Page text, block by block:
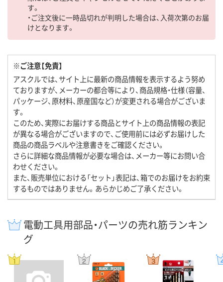
す。
・ご注文後に一時品切れが判明した場合は、入荷次第のお届
けとなります。
※ご注意【免責】
アスクルでは、サイト上に最新の商品情報を表示するよう努め
ておりますが、メーカーの都合等により、商品規格・仕様（容量、
パッケージ、原材料、原産国など）が変更される場合がございま
す。
このため、実際にお届けする商品とサイト上の商品情報の表記
が異なる場合がございますので、ご使用前には必ずお届けした
商品の商品ラベルや注意書きをご確認ください。
さらに詳細な商品情報が必要な場合は、メーカー等にお問い合
わせください。
また、販売単位における「セット」表記は、箱でのお届けをお約束
するものではありません。あらかじめご了承ください。
電動工具用部品・パーツの売れ筋ランキン
グ